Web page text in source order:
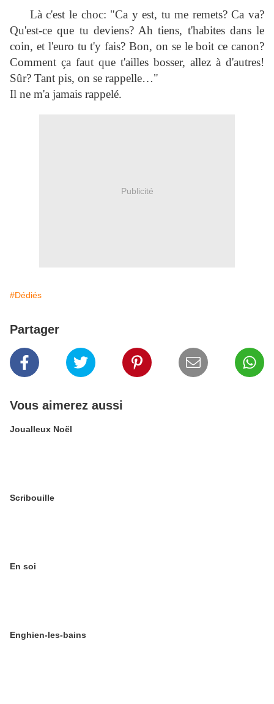
Là c'est le choc: "Ca y est, tu me remets? Ca va?
Qu'est-ce que tu deviens? Ah tiens, t'habites dans le
coin, et l'euro tu t'y fais? Bon, on se le boit ce canon?
Comment ça faut que t'ailles bosser, allez à d'autres!
Sûr? Tant pis, on se rappelle…"
Il ne m'a jamais rappelé.
Publicité
#Dédiés
Partager
Vous aimerez aussi
Joualleux Noël
Scribouille
En soi
Enghien-les-bains